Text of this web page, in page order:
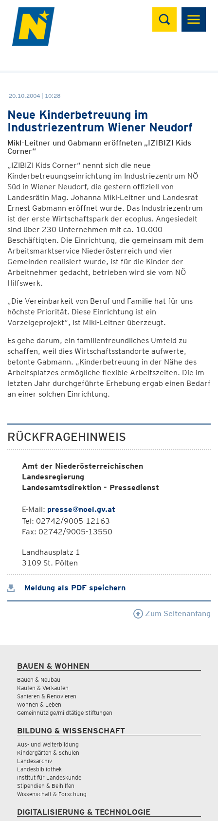
Suchen
20.10.2004 | 10:28
Neue Kinderbetreuung im
Industriezentrum Wiener Neudorf
Mikl-Leitner und Gabmann eröffneten „IZIBIZI Kids
Corner“
„IZIBIZI Kids Corner“ nennt sich die neue
Kinderbetreuungseinrichtung im Industriezentrum NÖ
Süd in Wiener Neudorf, die gestern offiziell von
Landesrätin Mag. Johanna Mikl-Leitner und Landesrat
Ernest Gabmann eröffnet wurde. Das Industriezentrum
ist der erste Wirtschaftspark der ecoplus. Angesiedelt
sind über 230 Unternehmen mit ca. 10.000
Beschäftigten. Die Einrichtung, die gemeinsam mit dem
Arbeitsmarktservice Niederösterreich und vier
Gemeinden realisiert wurde, ist für die Kinder der
Arbeitnehmer gedacht, betrieben wird sie vom NÖ
Hilfswerk.
„Die Vereinbarkeit von Beruf und Familie hat für uns
höchste Priorität. Diese Einrichtung ist ein
Vorzeigeprojekt“, ist Mikl-Leitner überzeugt.
Es gehe darum, ein familienfreundliches Umfeld zu
schaffen, weil dies Wirtschaftsstandorte aufwerte,
betonte Gabmann. „Kinderbetreuung in der Nähe des
Arbeitsplatzes ermögliche flexible Arbeitszeiten. Die im
letzten Jahr durchgeführte Erhebung ergab einen Bedarf
an einer solchen Einrichtung.
RÜCKFRAGEHINWEIS
Amt der Niederösterreichischen
Landesregierung
Landesamtsdirektion - Pressedienst
E-Mail: presse@noel.gv.at
Tel: 02742/9005-12163
Fax: 02742/9005-13550
Landhausplatz 1
3109 St. Pölten
Meldung als PDF speichern
Zum Seitenanfang
BAUEN & WOHNEN
Bauen & Neubau
Kaufen & Verkaufen
Sanieren & Renovieren
Wohnen & Leben
Gemeinnützige/mildtätige Stiftungen
BILDUNG & WISSENSCHAFT
Aus- und Weiterbildung
Kindergärten & Schulen
Landesarchiv
Landesbibliothek
Institut für Landeskunde
Stipendien & Beihilfen
Wissenschaft & Forschung
DIGITALISIERUNG & TECHNOLOGIE